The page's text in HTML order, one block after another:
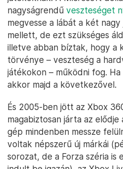
nagyságrendű veszteséget
megvesse a lábát a két
mellett, de ezt szükséges
illetve abban bíztak, hogy a
törvénye – veszteség a
játékokon – működni fog. Ha
akkor majd a következővel.
És 2005-ben jött az Xbox
magabiztosan járta az
gép mindenben messze
voltak népszerű új márkái
sorozat, de a Forza széria is